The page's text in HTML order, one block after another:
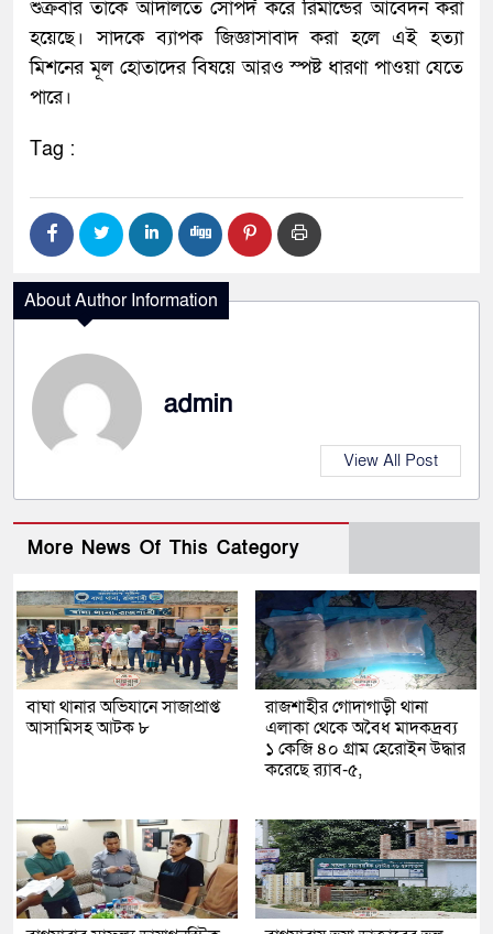
শুক্রবার তাকে আদালতে সোপর্দ করে রিমান্ডের আবেদন করা
হয়েছে। সাদকে ব্যাপক জিজ্ঞাসাবাদ করা হলে এই হত্যা
মিশনের মূল হোতাদের বিষয়ে আরও স্পষ্ট ধারণা পাওয়া যেতে
পারে।
Tag :
About Author Information
admin
View All Post
More News Of This Category
বাঘা থানার অভিযানে সাজাপ্রাপ্ত
আসামিসহ আটক ৮
রাজশাহীর গোদাগাড়ী থানা
এলাকা থেকে অবৈধ মাদকদ্রব্য
১ কেজি ৪০ গ্রাম হেরোইন উদ্ধার
করেছে র‍্যাব-৫,